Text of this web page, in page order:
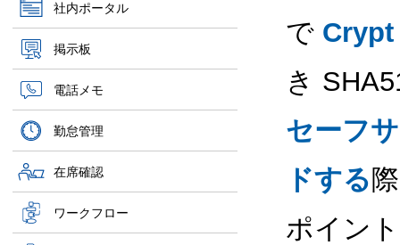
社内ポータル
掲示板
電話メモ
勤怠管理
在席確認
ワークフロー
で Crypt
き
セーフ
ドする
ポイン